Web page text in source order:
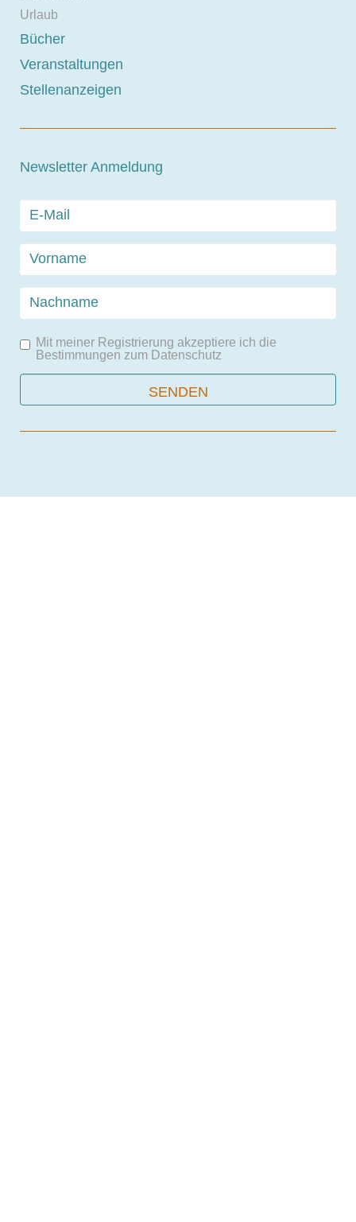
Urlaub
Bücher
Veranstaltungen
Stellenanzeigen
Newsletter Anmeldung
Mit meiner Registrierung akzeptiere ich die
Bestimmungen zum Datenschutz